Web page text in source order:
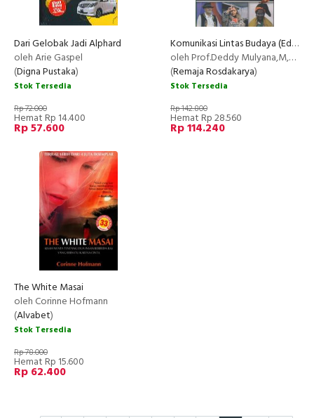
Dari Gelobak Jadi Alphard
oleh Arie Gaspel
(Digna Pustaka)
Stok Tersedia
Rp 72.000
Hemat Rp 14.400
Rp 57.600
Komunikasi Lintas Budaya (Edisi Revisi)
oleh Prof.Deddy Mulyana,M,A Ph.D
(Remaja Rosdakarya)
Stok Tersedia
Rp 142.800
Hemat Rp 28.560
Rp 114.240
The White Masai
oleh Corinne Hofmann
(Alvabet)
Stok Tersedia
Rp 78.000
Hemat Rp 15.600
Rp 62.400